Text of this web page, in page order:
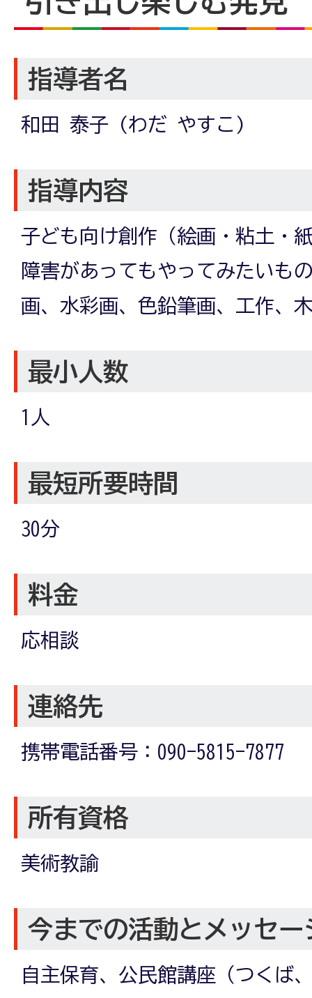
指導者名
和田 泰子 (わだ やすこ)
指導内容
子ども向け創作（絵画・粘土・
障害があってもやってみたいも
画、水彩画、色鉛筆画、工作、
最小人数
1人
最短所要時間
30分
料金
応相談
連絡先
携帯電話番号：090-5815-7877
所有資格
美術教諭
今までの活動とメッセー
自主保育、公民館講座（つくば